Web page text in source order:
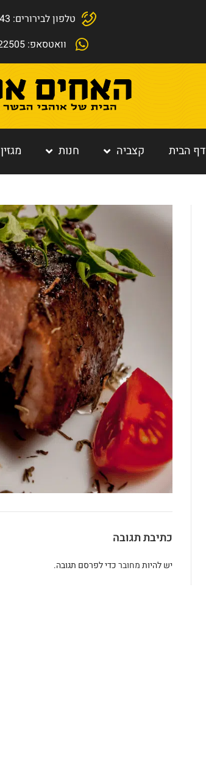
טלפון לבירורים: 03-6878643
וואטסאפ: 050-5222505
דף הבית קצביה חנות מגזין
כתיבת תגובה
יש להיותמחוברכדי לפרסם תגובה.